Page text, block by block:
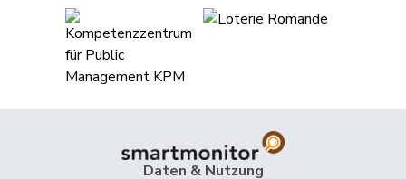
Daten & Nutzung